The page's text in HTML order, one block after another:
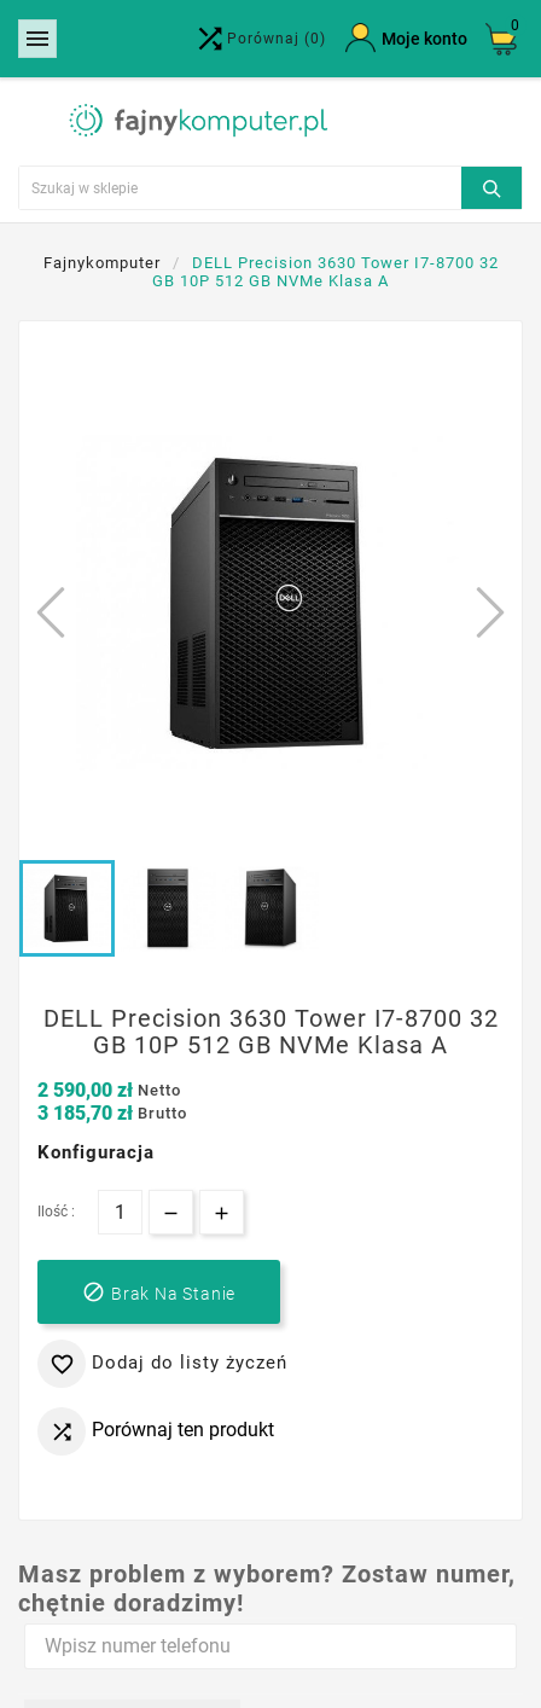
  Porównaj (0) Moje konto
0
Fajnykomputer
DELL Precision 3630 Tower I7-8700 32
GB 10P 512 GB NVMe Klasa A
DELL Precision 3630 Tower I7-8700 32
GB 10P 512 GB NVMe Klasa A
2 590,00 zł Netto
3 185,70 zł Brutto
Konfiguracja
Ilość :
 Brak Na Stanie
 Dodaj do listy życzeń
 Porównaj ten produkt
Masz problem z wyborem? Zostaw numer,
chętnie doradzimy!
Utwórz listę życzeń ×
Nazwa listy życzeń
Anuluj Utwórz listę życzeń